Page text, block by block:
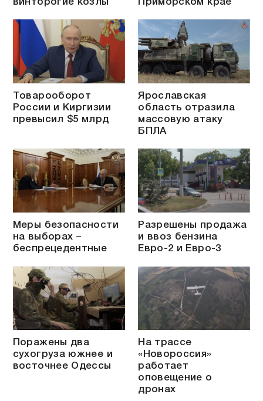
винторогие козлы
Приморском крае
Товарооборот
России и Киргизии
превысил $5 млрд
Ярославская
область отразила
массовую атаку
БПЛА
Меры безопасности
на выборах –
беспрецедентные
Разрешены продажа
и ввоз бензина
Евро-2 и Евро-3
Поражены два
сухогруза южнее и
восточнее Одессы
На трассе
«Новороссия»
работает
оповещение о
дронах